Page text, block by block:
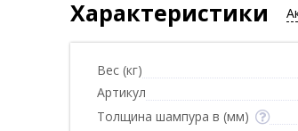
Характеристики
Вес (кг)
Артикул
Толщина шампура в (мм)